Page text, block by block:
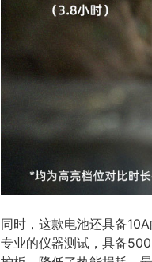
同时，这款电池还具备
专业的仪器测试，具备